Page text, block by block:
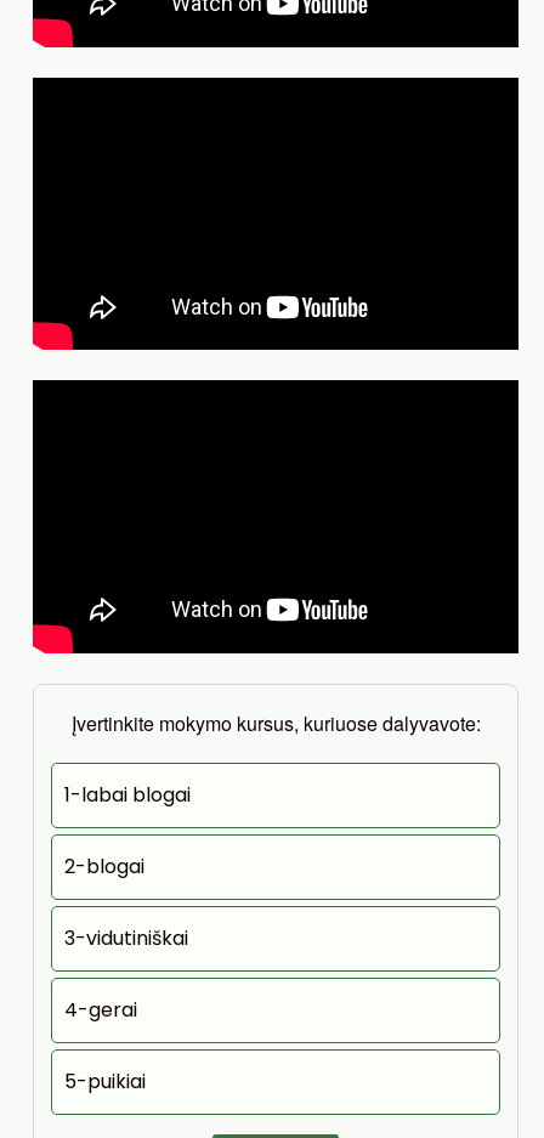
Įvertinkite mokymo kursus, kuriuose dalyvavote:
1-labai blogai
2-blogai
3-vidutiniškai
4-gerai
5-puikiai